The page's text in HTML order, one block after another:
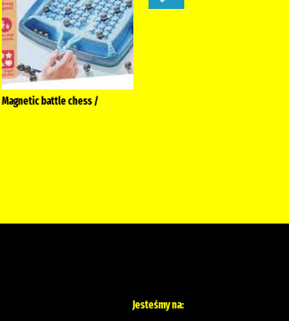
Magnetic battle chess /
Jesteśmy na: